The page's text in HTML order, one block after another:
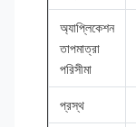
অ্যাপ্লিকেশন
তাপমাত্রা
পরিসীমা
প্রস্থ